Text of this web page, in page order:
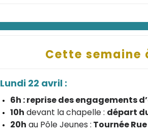
Cette semaine
Lundi 22 avril :
6h : reprise des engagements
10h devant la chapelle : départ
20h au Pôle Jeunes : Tournée Rue